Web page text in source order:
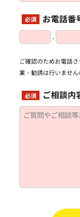
必須 お電話番
-
ご確認のためお電話
業・勧誘は行いません
必須 ご相談内